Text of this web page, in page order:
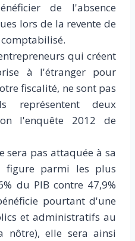
de l'absence
lors de la revente de
qui créent
à l'étranger pour
fiscalité, ne sont pas
représentent deux
l'enquête 2012 de
sera pas attaquée à sa
figure parmi les plus
du PIB contre 47,9%
pourtant d'une
et administratifs au
nôtre), elle sera ainsi